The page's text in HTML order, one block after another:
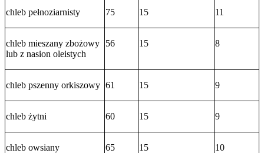
chleb pełnoziarnisty 75 15 11
chleb mieszany zbożowy
lub z nasion oleistych
56 15 8
chleb pszenny orkiszowy 61 15 9
chleb żytni 60 15 9
chleb owsiany 65 15 10